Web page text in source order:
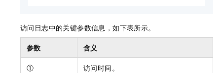
访问日志中的关键参数信息，如下表所示。
参数 含义
① 访问时间。